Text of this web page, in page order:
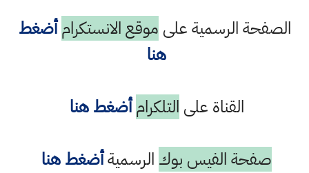
الصفحة الرسمية على موقع الانستكرام أضغط
هنا
القناة على التلكرام أضغط هنا
صفحة الفيس بوك الرسميةأضغط هنا